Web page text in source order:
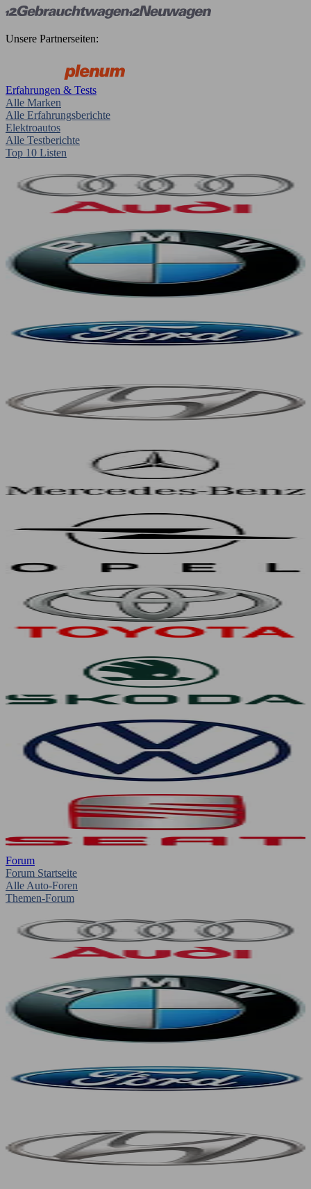
Unsere Partnerseiten:
Erfahrungen & Tests
Alle Marken
Alle Erfahrungsberichte
Elektroautos
Alle Testberichte
Top 10 Listen
Forum
Forum Startseite
Alle Auto-Foren
Themen-Forum